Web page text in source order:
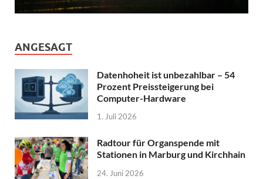
ANGESAGT
Datenhoheit ist unbezahlbar – 54
Prozent Preissteigerung bei
Computer-Hardware
1. Juli 2026
Radtour für Organspende mit
Stationen in Marburg und Kirchhain
24. Juni 2026